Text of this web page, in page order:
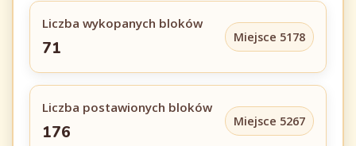
Liczba wykopanych bloków
71
Miejsce 5178
Liczba postawionych bloków
176
Miejsce 5267